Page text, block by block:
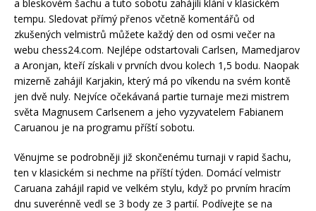
a bleskovém šachu a tuto sobotu zahájili klání v klasickém
tempu. Sledovat přímý přenos včetně komentářů od
zkušených velmistrů můžete každý den od osmi večer na
webu chess24.com. Nejlépe odstartovali Carlsen, Mamedjarov
a Aronjan, kteří získali v prvních dvou kolech 1,5 bodu. Naopak
mizerně zahájil Karjakin, který má po víkendu na svém kontě
jen dvě nuly. Nejvíce očekávaná partie turnaje mezi mistrem
světa Magnusem Carlsenem a jeho vyzyvatelem Fabianem
Caruanou je na programu příští sobotu.
Věnujme se podrobněji již skončenému turnaji v rapid šachu,
ten v klasickém si nechme na příští týden. Domácí velmistr
Caruana zahájil rapid ve velkém stylu, když po prvním hracím
dnu suverénně vedl se 3 body ze 3 partií. Podívejte se na